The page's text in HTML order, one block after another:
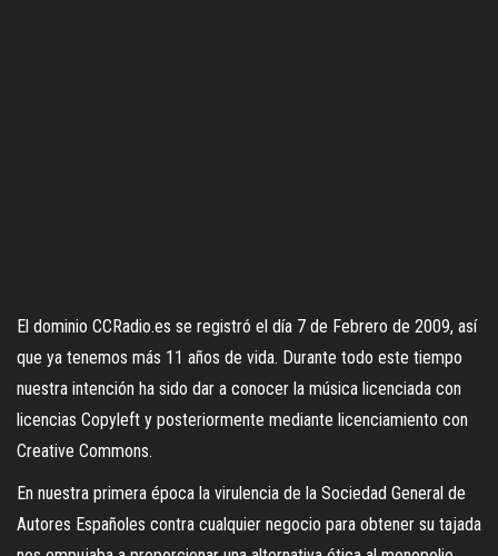
El dominio CCRadio.es se registró el día 7 de Febrero de 2009, así
que ya tenemos más 11 años de vida. Durante todo este tiempo
nuestra intención ha sido dar a conocer la música licenciada con
licencias Copyleft y posteriormente mediante licenciamiento con
Creative Commons.
En nuestra primera época la virulencia de la Sociedad General de
Autores Españoles contra cualquier negocio para obtener su tajada